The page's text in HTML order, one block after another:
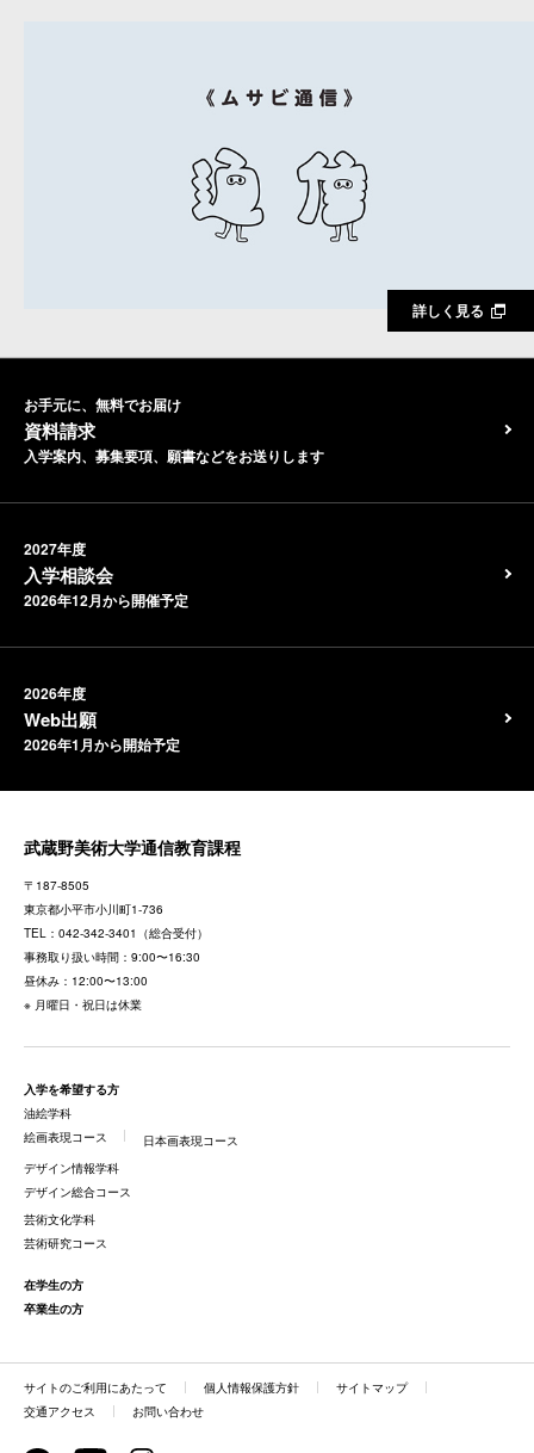
詳しく見る
お手元に、無料でお届け
資料請求
入学案内、募集要項、願書などをお送りします
2027年度
入学相談会
2026年12月から開催予定
2026年度
Web出願
2026年1月から開始予定
武蔵野美術大学通信教育課程
〒187-8505
東京都小平市小川町1-736
TEL： 042-342-3401 （総合受付）
事務取り扱い時間：9:00〜16:30
昼休み：12:00〜13:00
※ 月曜日・祝日は休業
入学を希望する方
油絵学科
絵画表現コース
日本画表現コース
デザイン情報学科
デザイン総合コース
芸術文化学科
芸術研究コース
在学生の方
卒業生の方
サイトのご利用にあたって 個人情報保護方針
サイトマップ
交通アクセス
お問い合わせ